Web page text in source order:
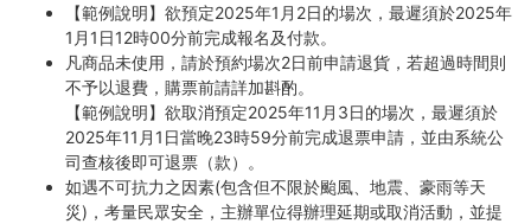
【範例說明】欲預定2025年1月2日的場次，最遲須於2025年
1月1日12時00分前完成報名及付款。
凡商品未使用，請於預約場次2日前申請退貨，若超過時間則
不予以退費，購票前請詳加斟酌。
【範例說明】欲取消預定2025年11月3日的場次，最遲須於
2025年11月1日當晚23時59分前完成退票申請，並由系統公
司查核後即可退票（款）。
如遇不可抗力之因素(包含但不限於颱風、地震、豪雨等天
災)，考量民眾安全，主辦單位得辦理延期或取消活動，並提